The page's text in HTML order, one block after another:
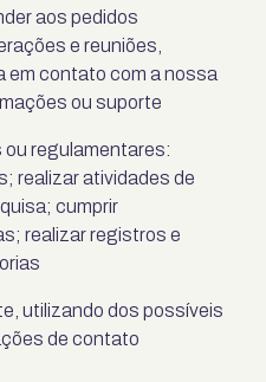
aos pedidos
e reuniões,
em contato com a nossa
ou suporte
ou regulamentares:
realizar atividades de
cumprir
realizar registros e
utilizando dos possíveis
de contato